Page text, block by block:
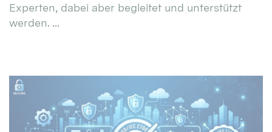
Experten, dabei aber begleitet und unterstützt
werden. ...